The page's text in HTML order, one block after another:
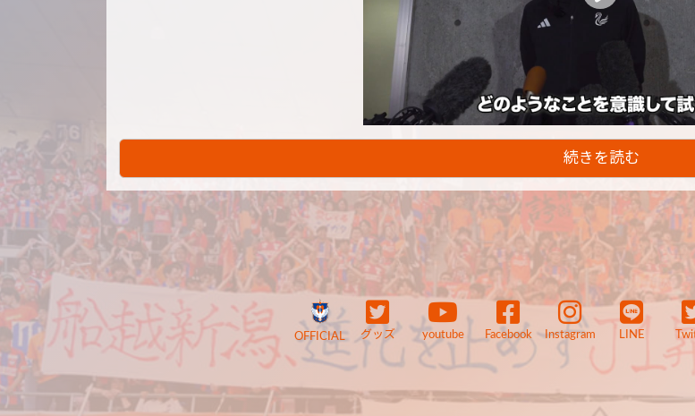
続きを読む
OFFICIAL グッズ youtube Facebook Instagram LINE